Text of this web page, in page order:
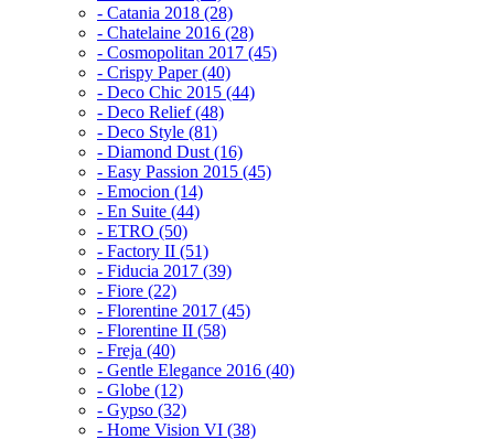
- Catania 2018 (28)
- Chatelaine 2016 (28)
- Cosmopolitan 2017 (45)
- Crispy Paper (40)
- Deco Chic 2015 (44)
- Deco Relief (48)
- Deco Style (81)
- Diamond Dust (16)
- Easy Passion 2015 (45)
- Emocion (14)
- En Suite (44)
- ETRO (50)
- Factory II (51)
- Fiducia 2017 (39)
- Fiore (22)
- Florentine 2017 (45)
- Florentine II (58)
- Freja (40)
- Gentle Elegance 2016 (40)
- Globe (12)
- Gypso (32)
- Home Vision VI (38)